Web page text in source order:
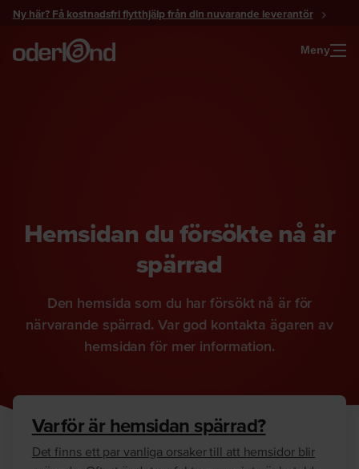
Gå
innehåll
Ny här? Få kostnadsfri flytthjälp från din nuvarande leverantör
Meny
Hemsidan du försökte nå är
spärrad
Den hemsida som du har försökt nå är för
närvarande spärrad. Var god kontakta ägaren av
hemsidan för mer information.
Varför är hemsidan spärrad?
Det finns ett par vanliga orsaker till att hemsidor blir